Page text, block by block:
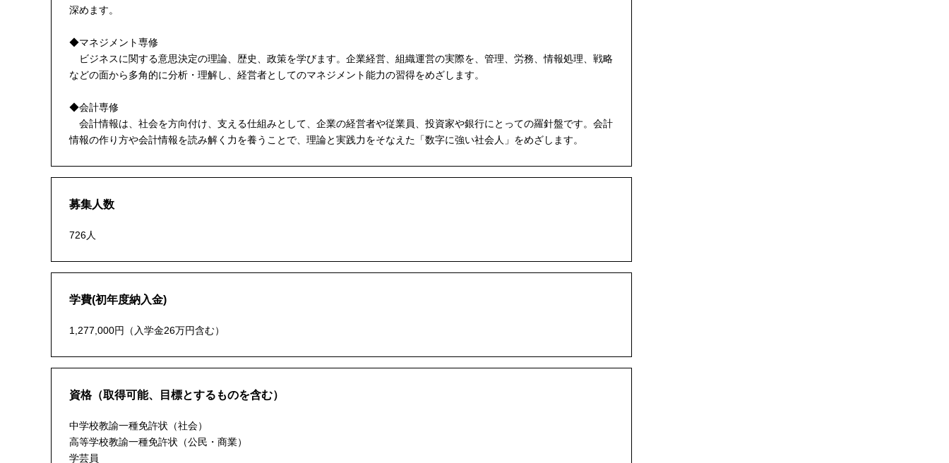
深めます。
◆マネジメント専修
ビジネスに関する意思決定の理論、歴史、政策を学びます。企業経営、組織運営の実際を、管理、労務、情報処理、戦略
などの面から多角的に分析・理解し、経営者としてのマネジメント能力の習得をめざします。
◆会計専修
会計情報は、社会を方向付け、支える仕組みとして、企業の経営者や従業員、投資家や銀行にとっての羅針盤です。会計
情報の作り方や会計情報を読み解く力を養うことで、理論と実践力をそなえた「数字に強い社会人」をめざします。
募集人数
726人
学費(初年度納入金)
1,277,000円（入学金26万円含む）
資格（取得可能、目標とするものを含む）
中学校教諭一種免許状（社会）
高等学校教諭一種免許状（公民・商業）
学芸員